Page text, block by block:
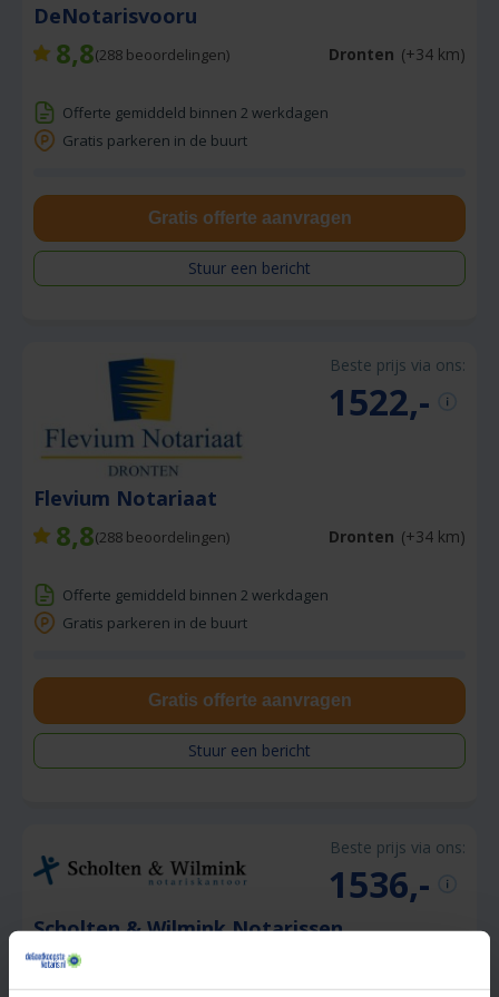
DeNotarisvooru
8,8(288 beoordelingen) Dronten (+34 km)
Offerte gemiddeld binnen 2 werkdagen
Gratis parkeren in de buurt
Gratis offerte aanvragen
Stuur een bericht
Beste prijs via ons:
1522,-
Flevium Notariaat
8,8(288 beoordelingen) Dronten (+34 km)
Offerte gemiddeld binnen 2 werkdagen
Gratis parkeren in de buurt
Gratis offerte aanvragen
Stuur een bericht
Beste prijs via ons:
1536,-
Scholten & Wilmink Notarissen
8,6